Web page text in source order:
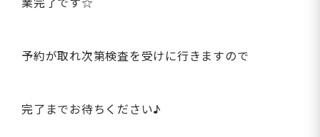
業完了です☆
予約が取れ次第検査を受けに行きますので
完了までお待ちください♪